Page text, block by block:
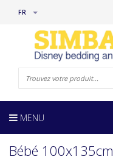
FR
MENU
Bébé 100x135cm